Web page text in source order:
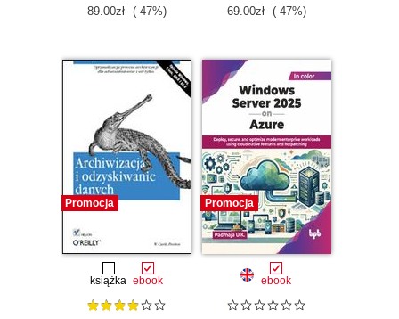
89.00zł (-47%) 69.00zł (-47%)
Promocja
książka ebook
Promocja
ebook